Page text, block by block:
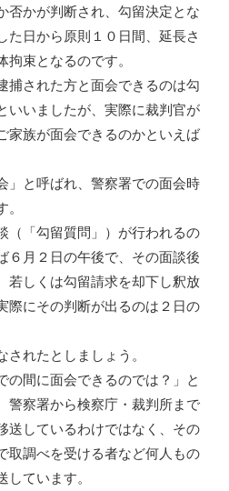
否かが判断され、勾留決定とな
た日から原則１０日間、延長さ
束となるのです。
捕された方と面会できるのは勾
いいましたが、実際に裁判官が
家族が面会できるのかといえば
」と呼ばれ、警察署での面会時
（「勾留質問」）が行われるの
６月２日の午後で、その面談後
若しくは勾留請求を却下し釈放
際にその判断が出るのは２日の
れたとしましょう。
の間に面会できるのでは？」と
警察署から検察庁・裁判所まで
送しているわけではなく、その
取調べを受ける者など何人もの
ています。